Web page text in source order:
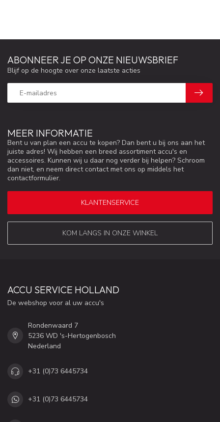
MEER INFORMATIE
Bent u van plan een accu te kopen? Dan bent u bij ons aan het
juiste adres! Wij hebben een breed assortiment accu's en
accessoires. Kunnen wij u daar nog verder bij helpen? Schroom
dan niet, en neem direct contact met ons op middels het
contactformulier.
KLANTENSERVICE
KOM LANGS IN ONZE WINKEL
ABONNEER JE OP ONZE NIEUWSBRIEF
Blijf op de hoogte over onze laatste acties
ACCU SERVICE HOLLAND
De webshop voor al uw accu's
Rondenwaard 7
5236 WD 's-Hertogenbosch
Nederland
+31 (0)73 6445734
+31 (0)73 6445734